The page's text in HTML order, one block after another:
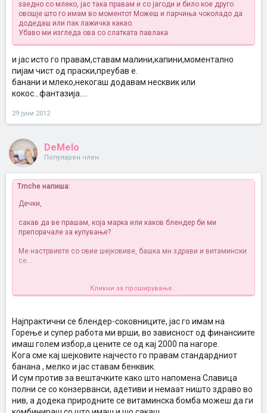
заедно со млеко, јас така правам и со јагоди и било кое друго
овошје што го имам во моментот Можеш и парчиња чоколадо да
додедаш или пак лажичка какао.
Убаво ми изгледа ова со слатката павлака
и јас исто го правам,ставам малини,капини,моментално
пијам чист од праски,преубав е.
банани и млеко,некогаш додавам несквик или
кокос...фантазија....
29 јуни 2012
DeMelo
Популарен член
Trnche напиша:
Дечки,
сакав да ве прашам, која марка или каков блендер би ми
препорачале за купување?
Ме настрвивте со овие шејковиве, башка мн здрави и витамински
се....
Кликни за проширување...
Најпрактични се блендер-соковниците, јас го имам на
Горење и супер работа ми врши, во зависност од финансиите
имаш голем избор,а цените се од кај 2000 па нагоре.
Кога сме кај шејковите најчесто го правам стандардниот
банана , мелко и јас ставам бенквик.
И сум против за вештачките како што напомена Славица
полни се со конзерванси, адетиви и немаат ништо здраво во
нив, а додека природните се витаминска бомба можеш да ги